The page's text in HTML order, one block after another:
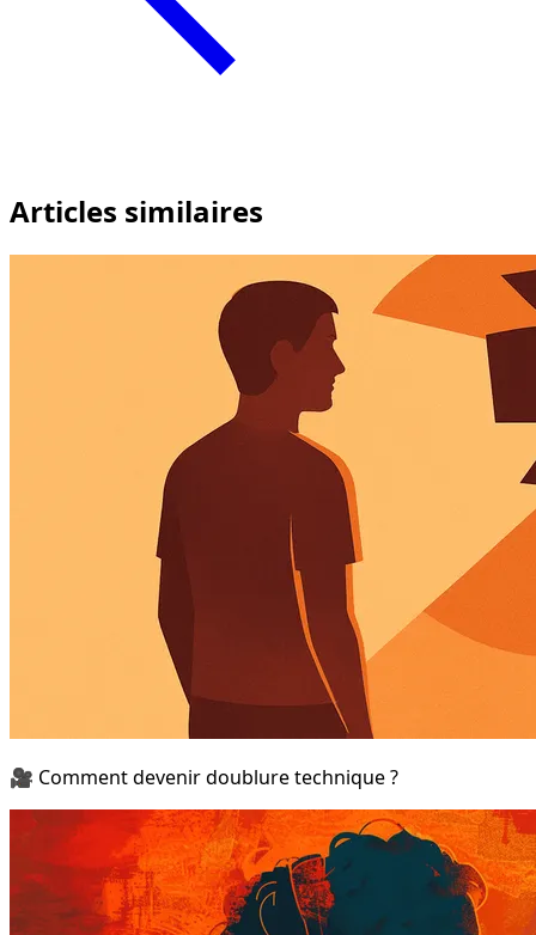
Articles similaires
🎥 Comment devenir doublure technique ?